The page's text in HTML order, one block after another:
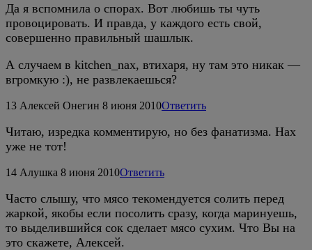
Да я вспомнила о спорах. Вот любишь ты чуть
провоцировать. И правда, у каждого есть свой,
совершенно правильный шашлык.
А случаем в kitchen_nax, втихаря, ну там это никак —
вгромкую :), не развлекаешься?
13 Алексей Онегин 8 июня 2010Ответить
Читаю, изредка комментирую, но без фанатизма. Нах
уже не тот!
14 Алушка 8 июня 2010Ответить
Часто слышу, что мясо текомендуется солить перед
жаркой, якобы если посолить сразу, когда маринуешь,
то выделившийся сок сделает мясо сухим. Что Вы на
это скажете, Алексей.